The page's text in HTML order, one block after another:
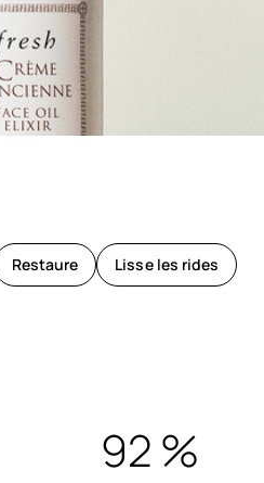
Restaure Lisse les rides
92 %